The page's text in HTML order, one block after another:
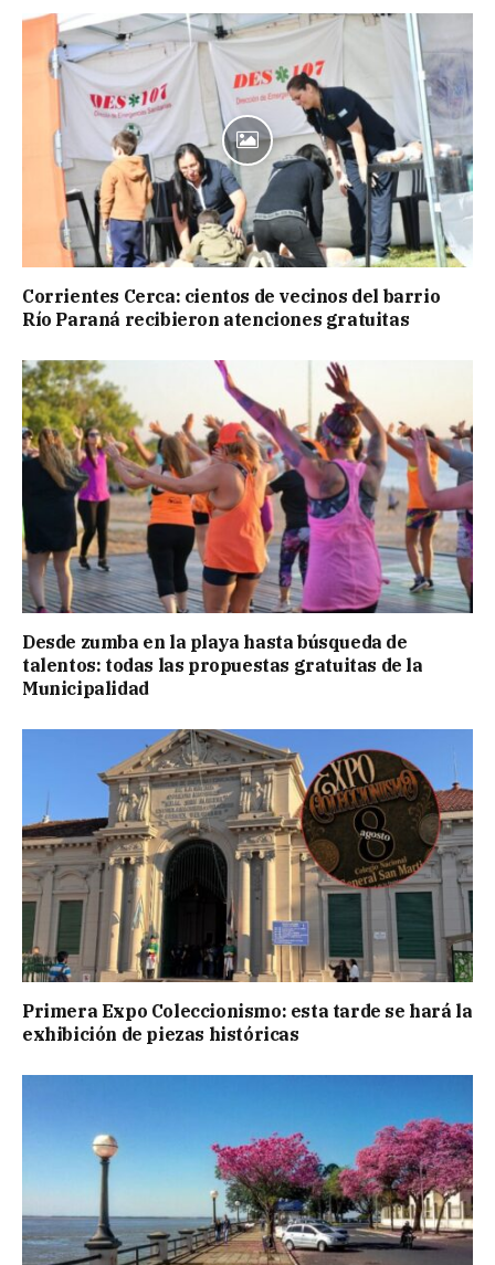
Corrientes Cerca: cientos de vecinos del barrio
Río Paraná recibieron atenciones gratuitas
Desde zumba en la playa hasta búsqueda de
talentos: todas las propuestas gratuitas de la
Municipalidad
Primera Expo Coleccionismo: esta tarde se hará la
exhibición de piezas históricas